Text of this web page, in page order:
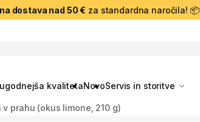
dostava nad 50 € za standardna naročila! 📦
kvalitetaNovoServis in storitve
v prahu (okus limone, 210 g)